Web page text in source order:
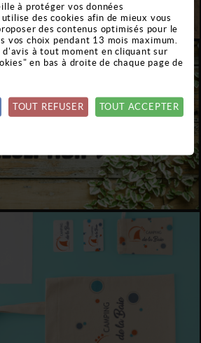
à protéger vos données
des cookies afin de mieux vous
des contenus optimisés pour le
vos choix pendant 13 mois maximum.
d'avis à tout moment en cliquant sur
en bas à droite de chaque page de
TOUT ACCEPTER
TOUT REFUSER